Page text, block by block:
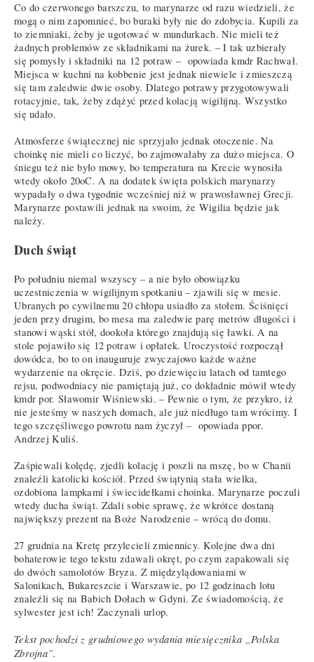
Co do czerwonego barszczu, to marynarze od razu wiedzieli, że
mogą o nim zapomnieć, bo buraki były nie do zdobycia. Kupili za
to ziemniaki, żeby je ugotować w mundurkach. Nie mieli też
żadnych problemów ze składnikami na żurek. – I tak uzbierały
się pomysły i składniki na 12 potraw – opowiada kmdr Rachwał.
Miejsca w kuchni na kobbenie jest jednak niewiele i zmieszczą
się tam zaledwie dwie osoby. Dlatego potrawy przygotowywali
rotacyjnie, tak, żeby zdążyć przed kolacją wigilijną. Wszystko
się udało.
Atmosferze świątecznej nie sprzyjało jednak otoczenie. Na
choinkę nie mieli co liczyć, bo zajmowałaby za dużo miejsca. O
śniegu też nie było mowy, bo temperatura na Krecie wynosiła
wtedy około 20oC. A na dodatek święta polskich marynarzy
wypadały o dwa tygodnie wcześniej niż w prawosławnej Grecji.
Marynarze postawili jednak na swoim, że Wigilia będzie jak
należy.
Duch świąt
Po południu niemal wszyscy – a nie było obowiązku
uczestniczenia w wigilijnym spotkaniu – zjawili się w mesie.
Ubranych po cywilnemu 20 chłopa usiadło za stołem. Ściśnięci
jeden przy drugim, bo mesa ma zaledwie parę metrów długości i
stanowi wąski stół, dookoła którego znajdują się ławki. A na
stole pojawiło się 12 potraw i opłatek. Uroczystość rozpoczął
dowódca, bo to on inauguruje zwyczajowo każde ważne
wydarzenie na okręcie. Dziś, po dziewięciu latach od tamtego
rejsu, podwodniacy nie pamiętają już, co dokładnie mówił wtedy
kmdr por. Sławomir Wiśniewski. – Pewnie o tym, że przykro, iż
nie jesteśmy w naszych domach, ale już niedługo tam wrócimy. I
tego szczęśliwego powrotu nam życzył – opowiada ppor.
Andrzej Kuliś.
Zaśpiewali kolędę, zjedli kolację i poszli na mszę, bo w Chanii
znaleźli katolicki kościół. Przed świątynią stała wielka,
ozdobiona lampkami i świecidełkami choinka. Marynarze poczuli
wtedy ducha świąt. Zdali sobie sprawę, że wkrótce dostaną
największy prezent na Boże Narodzenie – wrócą do domu.
27 grudnia na Kretę przylecieli zmiennicy. Kolejne dwa dni
bohaterowie tego tekstu zdawali okręt, po czym zapakowali się
do dwóch samolotów Bryza. Z międzylądowaniami w
Salonikach, Bukareszcie i Warszawie, po 12 godzinach lotu
znaleźli się na Babich Dołach w Gdyni. Ze świadomością, że
sylwester jest ich! Zaczynali urlop.
Tekst pochodzi z grudniowego wydania miesięcznika „Polska
Zbrojna”.